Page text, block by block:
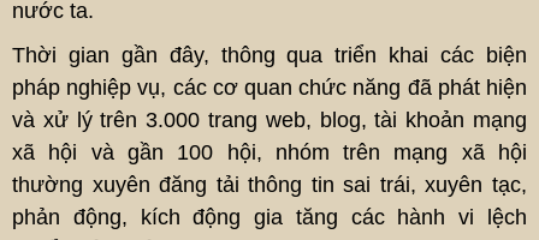
nước ta.
Thời gian gần đây, thông qua triển khai các biện
pháp nghiệp vụ, các cơ quan chức năng đã phát hiện
và xử lý trên 3.000 trang web, blog, tài khoản mạng
xã hội và gần 100 hội, nhóm trên mạng xã hội
thường xuyên đăng tải thông tin sai trái, xuyên tạc,
phản động, kích động gia tăng các hành vi lệch